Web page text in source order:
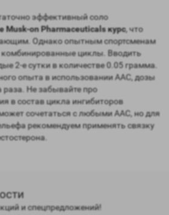
эффективный соло
Musk-on Pharmaceuticals курс, что
Однако опытным спортсменам
циклы. Вводить
2-е сутки в количестве 0.05 грамма.
опыта в использовании ААС, дозы
Не забывайте про
в состав цикла ингибиторов
сочетаться с любыми ААС, но для
рекомендуем применять связку
и спецпредложений!